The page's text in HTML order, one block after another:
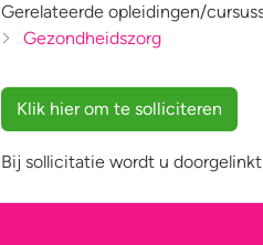
Gerelateerde opleidingen/
Gezondheidszorg
Bij sollicitatie wordt u